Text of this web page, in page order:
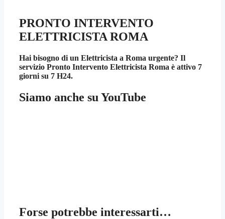
PRONTO INTERVENTO
ELETTRICISTA ROMA
Hai bisogno di un Elettricista a Roma urgente? Il
servizio Pronto Intervento Elettricista Roma è attivo 7
giorni su 7 H24.
Siamo anche su YouTube
Forse potrebbe interessarti…